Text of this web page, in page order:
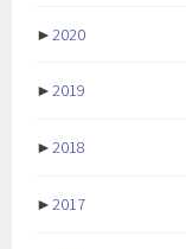
►2020
►2019
►2018
►2017